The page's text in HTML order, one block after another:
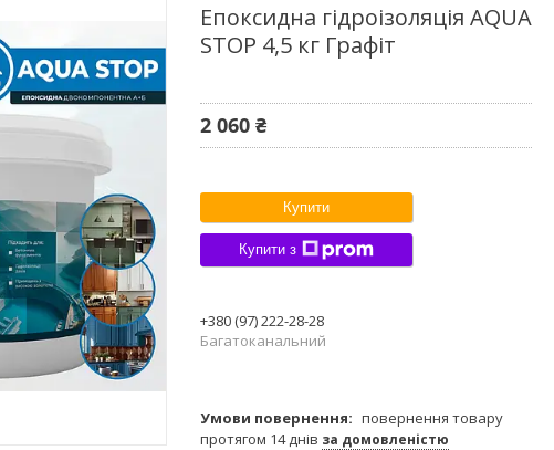
Епоксидна гідроізоляція AQUA
STOP 4,5 кг Графіт
2 060 ₴
Купити
Купити з
+380 (97) 222-28-28
Багатоканальний
повернення товару
протягом 14 днів за домовленістю